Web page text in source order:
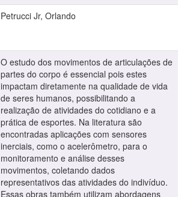
Petrucci Jr, Orlando
O estudo dos movimentos de articulações de
partes do corpo é essencial pois estes
impactam diretamente na qualidade de vida
de seres humanos, possibilitando a
realização de atividades do cotidiano e a
prática de esportes. Na literatura são
encontradas aplicações com sensores
inerciais, como o acelerômetro, para o
monitoramento e análise desses
movimentos, coletando dados
representativos das atividades do indivíduo.
Essas obras também utilizam abordagens